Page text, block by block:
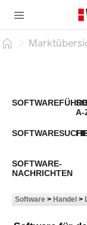
A-
SOFTWARESUCHE
SOFTWARE-
NACHRICHTEN
Software > Handel >